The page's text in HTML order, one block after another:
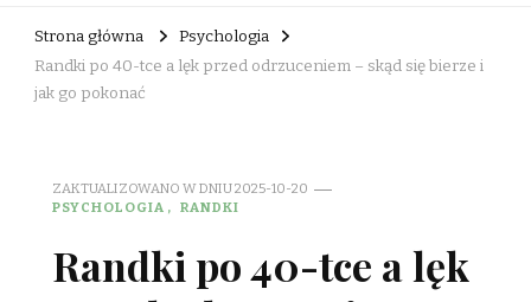
Strona główna
Psychologia
Randki po 40-tce a lęk przed odrzuceniem – skąd się bierze i
jak go pokonać
ZAKTUALIZOWANO W DNIU2025-10-20
PSYCHOLOGIA
RANDKI
Randki po 40-tce a lęk